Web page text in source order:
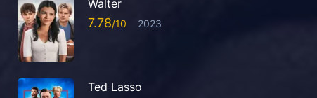
Walter
7.78 2023
Ted Lasso